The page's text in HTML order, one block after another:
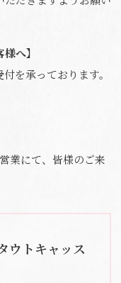
へ】
を承っております。
業にて、皆様のご来
ウトキャッス